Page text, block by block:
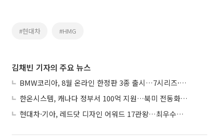
#현대차 #HMG
김채빈 기자의 주요 뉴스
BMW코리아, 8월 온라인 한정판 3종 출시…7시리즈·X7·M340i 투어링
한온시스템, 캐나다 정부서 100억 지원…북미 전동화 시장 가속
현대차·기아, 레드닷 디자인 어워드 17관왕…최우수상 2개 수상